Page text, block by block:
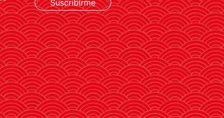
LEER MÁS
Suscribirme